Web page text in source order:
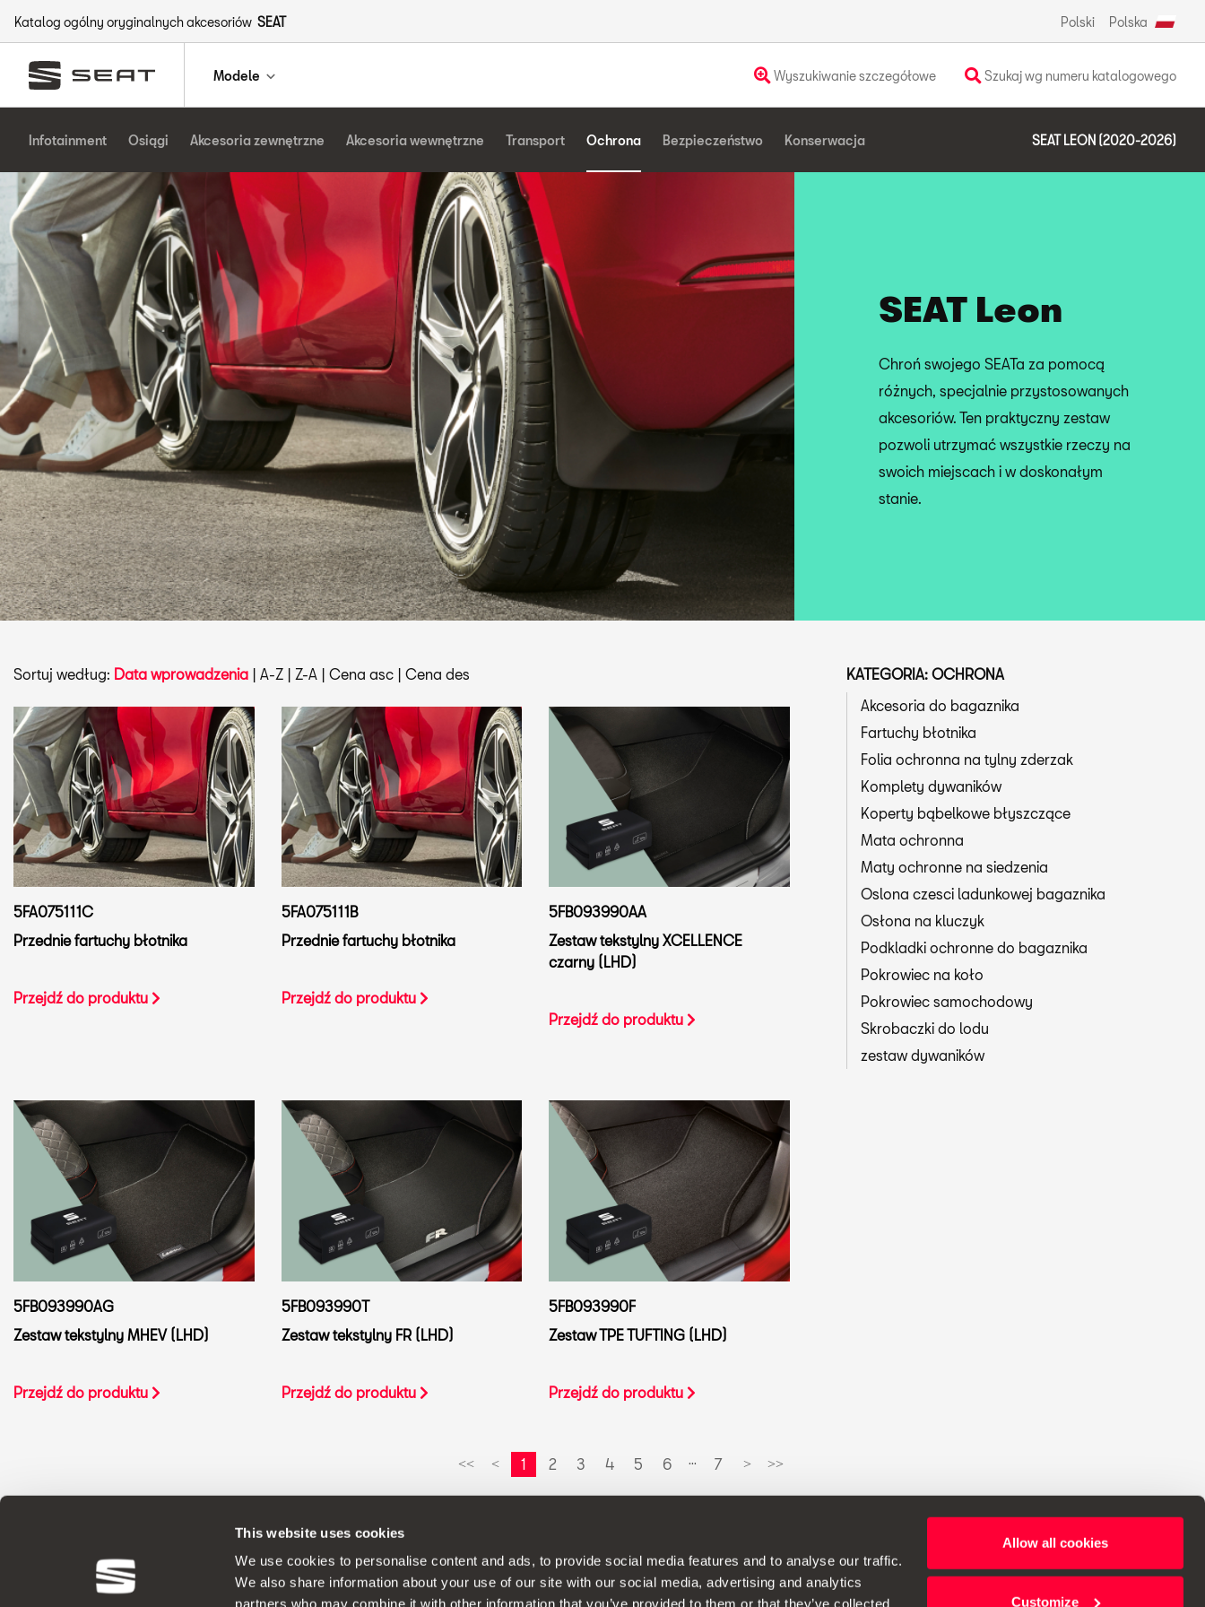
This website uses cookies
We use cookies to personalise content and ads, to provide social media features and to analyse our traffic.
We also share information about your use of our site with our social media, advertising and analytics
partners who may combine it with other information that you’ve provided to them or that they’ve collected
Allow all cookies
Customize
Katalog ogólny oryginalnych akcesoriów SEAT Polski Polska
Modele Wyszukiwanie szczegółowe Szukaj wg numeru katalogowego
Infotainment Osiągi Akcesoria zewnętrzne Akcesoria wewnętrzne Transport Ochrona Bezpieczeństwo Konserwacja SEAT LEON (2020-2026)
SEAT Leon
Chroń swojego SEATa za pomocą
różnych, specjalnie przystosowanych
akcesoriów. Ten praktyczny zestaw
pozwoli utrzymać wszystkie rzeczy na
swoich miejscach i w doskonałym
stanie.
Sortuj według: Data wprowadzenia | A-Z | Z-A | Cena asc | Cena des
5FA075111C
Przednie fartuchy błotnika
Przejdź do produktu
5FA075111B
Przednie fartuchy błotnika
Przejdź do produktu
5FB093990AA
Zestaw tekstylny XCELLENCE
czarny (LHD)
Przejdź do produktu
5FB093990AG
Zestaw tekstylny MHEV (LHD)
Przejdź do produktu
5FB093990T
Zestaw tekstylny FR (LHD)
Przejdź do produktu
5FB093990F
Zestaw TPE TUFTING (LHD)
Przejdź do produktu
<< < 1 2 3 4 5 6 ... 7 > >>
KATEGORIA: OCHRONA
Akcesoria do bagaznika
Fartuchy błotnika
Folia ochronna na tylny zderzak
Komplety dywaników
Koperty bąbelkowe błyszczące
Mata ochronna
Maty ochronne na siedzenia
Oslona czesci ladunkowej bagaznika
Osłona na kluczyk
Podkladki ochronne do bagaznika
Pokrowiec na koło
Pokrowiec samochodowy
Skrobaczki do lodu
zestaw dywaników
ORYGINALNE AKCESORIA Ponieważ firma SEAT stosuje politykę stałego doskonalenia swoich produktów, zastrzegamy sobie prawo do wprowadzania zmian w specyfikacjach.